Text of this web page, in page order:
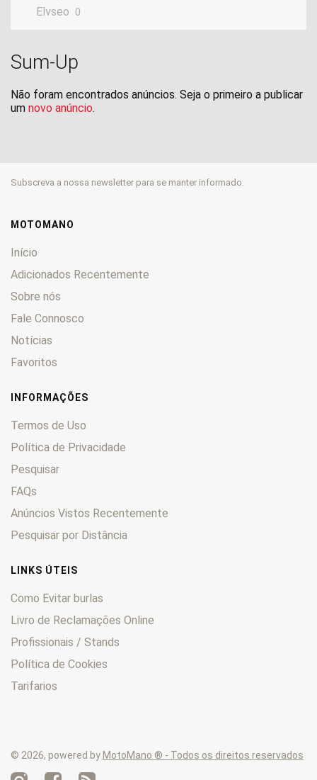
Elyseo 0
Geopolis
JET
Looxor 0
Satelis 0
Scooter
Speedake
Speedfight 0
Squab
Sum-Up 0
SV
TKR
Trekker 0
Tweet 125
TXE 0
TXT
Vogue 0
XPS
Zenith 0
Sum-Up
Não foram encontrados anúncios. Seja o primeiro a publicar
um novo anúncio.
Subscreva a nossa newsletter para se manter informado.
MOTOMANO
Início
Adicionados Recentemente
Sobre nós
Fale Connosco
Notícias
Favoritos
INFORMAÇÕES
Termos de Uso
Política de Privacidade
Pesquisar
FAQs
Anúncios Vistos Recentemente
Pesquisar por Distância
LINKS ÚTEIS
Como Evitar burlas
Livro de Reclamações Online
Profissionais / Stands
Política de Cookies
Tarifarios
© 2026, powered by MotoMano ® - Todos os direitos reservados